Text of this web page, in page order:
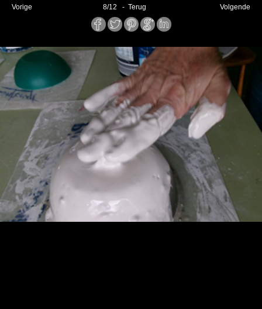
Vorige Volgende
8/12 - Terug